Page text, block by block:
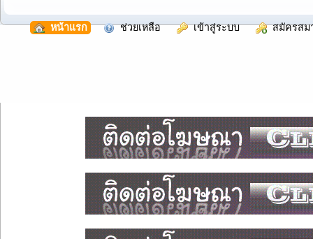
หน้าแรก ช่วยเหลือ เข้าสู่ระบบ สมัครสม